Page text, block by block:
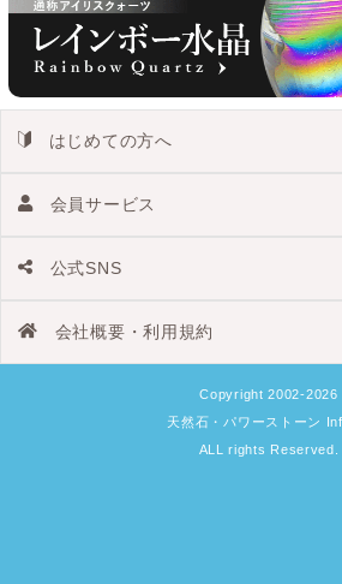
はじめての方へ
会員サービス
公式SNS
会社概要・利用規約
Copyright 2002-2026
天然石・パワーストーン
ALL rights Reserved.